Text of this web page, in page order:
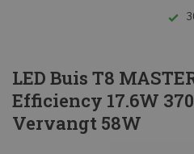
LED Buis T8
Efficiency 17.6W
Vervangt 58W